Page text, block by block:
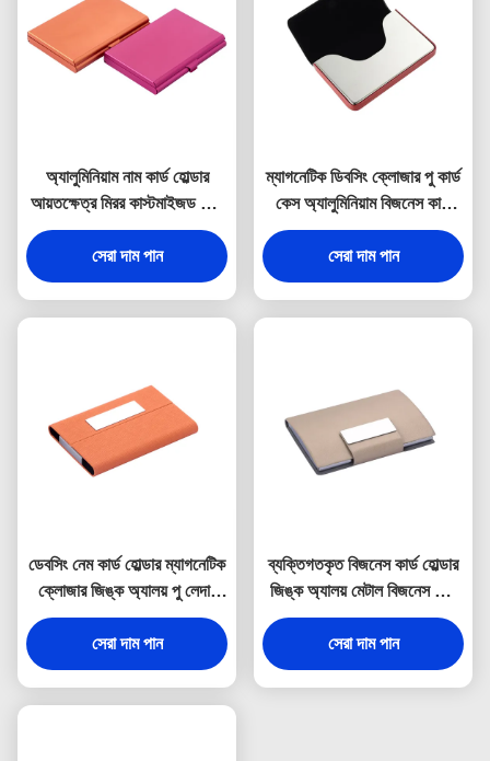
অ্যালুমিনিয়াম নাম কার্ড হোল্ডার
আয়তক্ষেত্র মিরর কাস্টমাইজড কার্ড
কেস
সেরা দাম পান
ম্যাগনেটিক ডিবসিং ক্লোজার পু কার্ড
কেস অ্যালুমিনিয়াম বিজনেস কার্ড
হোল্ডার ডিজিটাল প্রিন্টিং
সেরা দাম পান
ডেবসিং নেম কার্ড হোল্ডার ম্যাগনেটিক
ক্লোজার জিঙ্ক অ্যালয় পু লেদার
কার্ড হোল্ডার
সেরা দাম পান
ব্যক্তিগতকৃত বিজনেস কার্ড হোল্ডার
জিঙ্ক অ্যালয় মেটাল বিজনেস কার্ড
হোল্ডার ডিবসিং
সেরা দাম পান